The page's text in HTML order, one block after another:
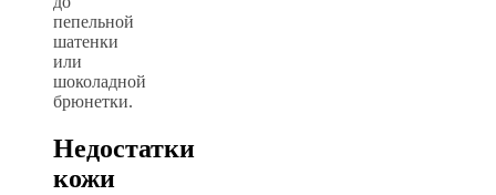
пепельной
шатенки
или
шоколадной
брюнетки.
Недостатки
кожи